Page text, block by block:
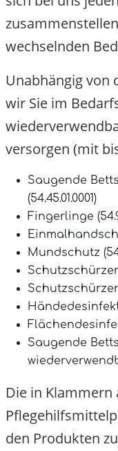
wechselnden
Unabhängig von
wir Sie im
versorgen (mit
Saugende
(54.45.01.0001)
Fingerlinge
Mundschutz
Schutzschürzen
Saugende
Die in
den Produkten